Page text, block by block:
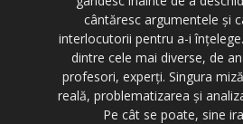
cântăresc argumentele și
interlocutorii pentru a-i
dintre cele mai diverse, de
profesori, experți. Singura
reală, problematizarea și
Pe cât se poate, sine